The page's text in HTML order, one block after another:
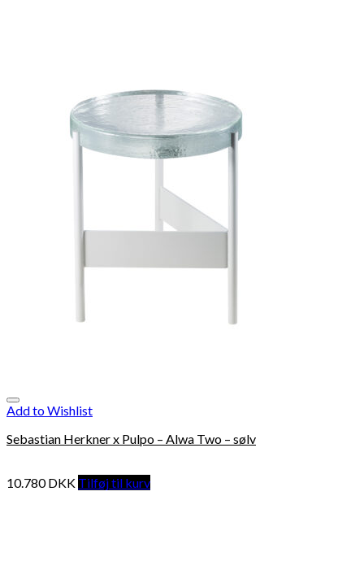
Add to Wishlist
Sebastian Herkner x Pulpo – Alwa Two – sølv
10.780DKK Tilføj til kurv